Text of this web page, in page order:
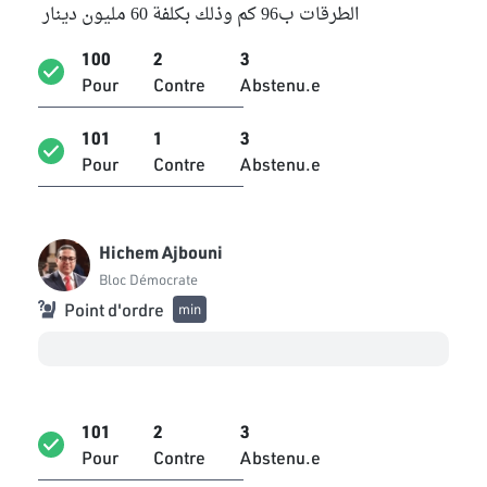
الطرقات ب96 كم وذلك بكلفة 60 مليون دينار
100
Pour
2
Contre
3
Abstenu.e
101
Pour
1
Contre
3
Abstenu.e
Hichem Ajbouni
Bloc Démocrate
Point d'ordre min
101
Pour
2
Contre
3
Abstenu.e
Indépendant
Ridha Dellai
Jamila Debbech
Bloc Ennahdha
Samir Dilou
Bloc Ennahdha
Sayida Ounissi
Zeineb Brahmi
Bloc Ennahdha